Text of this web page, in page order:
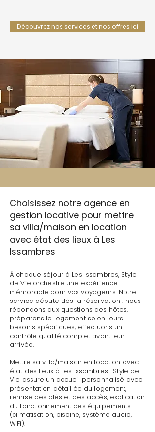
Découvrez nos services et nos offres ici
Choisissez notre agence en
gestion locative pour mettre
sa villa/maison en location
avec état des lieux à Les
Issambres
À chaque séjour à Les Issambres, Style
de Vie orchestre une expérience
mémorable pour vos voyageurs. Notre
service débute dès la réservation : nous
répondons aux questions des hôtes,
préparons le logement selon leurs
besoins spécifiques, effectuons un
contrôle qualité complet avant leur
arrivée.
Mettre sa villa/maison en location avec
état des lieux à Les Issambres : Style de
Vie assure un accueil personnalisé avec
présentation détaillée du logement,
remise des clés et des accès, explication
du fonctionnement des équipements
(climatisation, piscine, système audio,
WiFi).